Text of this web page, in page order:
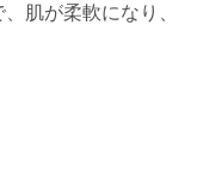
肌が柔軟になり、